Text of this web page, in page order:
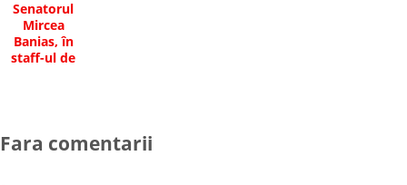
Senatorul
Mircea
Banias, în
staff-ul de
Fara comentarii